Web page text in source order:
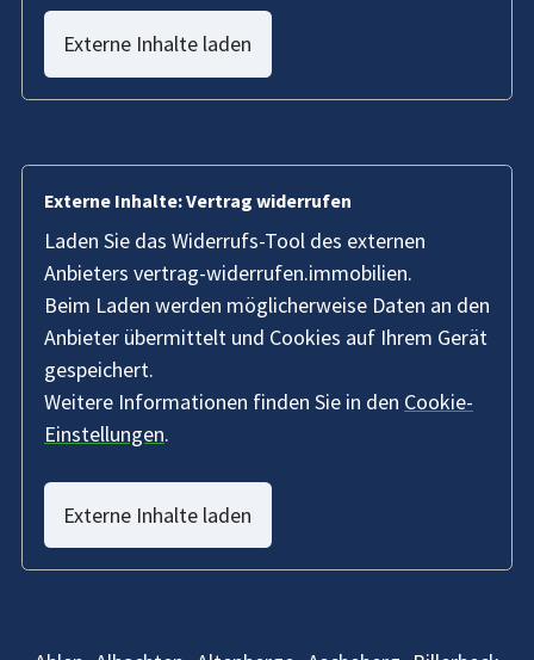
Externe Inhalte laden
Externe Inhalte: Vertrag widerrufen
Laden Sie das Widerrufs-Tool des externen
Anbieters vertrag-widerrufen.immobilien.
Beim Laden werden möglicherweise Daten an den
Anbieter übermittelt und Cookies auf Ihrem Gerät
gespeichert.
Weitere Informationen finden Sie in den Cookie-
Einstellungen.
Externe Inhalte laden